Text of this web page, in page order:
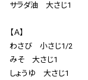
サラダ油 大さじ1
【Ａ】
わさび 小さじ1/2
みそ 大さじ1
しょうゆ 大さじ1